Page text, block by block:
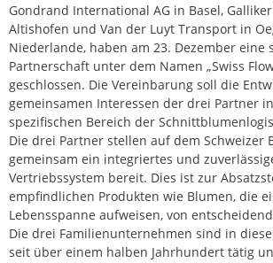
Gondrand International AG in Basel,
Altishofen und Van der Luyt Transport in
Niederlande, haben am 23. Dezember eine
Partnerschaft unter dem Namen „Swiss
geschlossen. Die Vereinbarung soll die
gemeinsamen Interessen der drei Partner
spezifischen Bereich der
Die drei Partner stellen auf dem Schweizer
gemeinsam ein integriertes und
Vertriebssystem bereit. Dies ist zur
empfindlichen Produkten wie Blumen, die
Lebensspanne aufweisen, von
Die drei Familienunternehmen sind in
seit über einem halben Jahrhundert tätig